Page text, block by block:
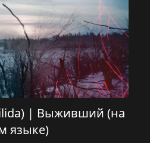
| Выживший (на
языке)